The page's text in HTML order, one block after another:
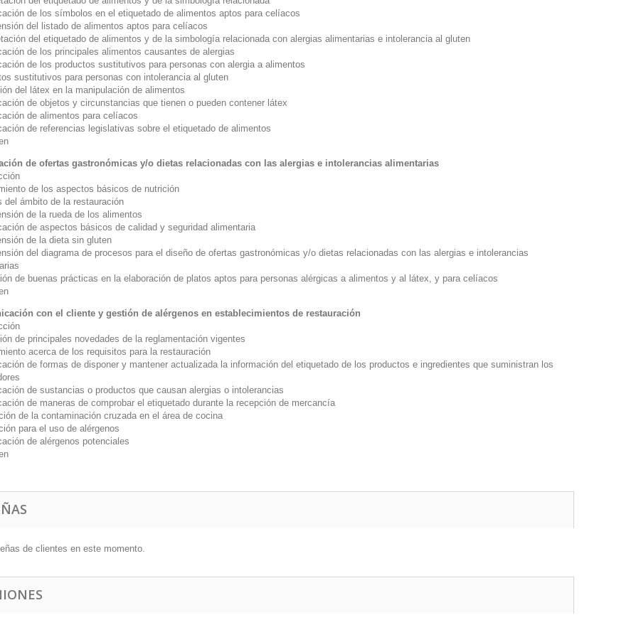
de los símbolos en el etiquetado de alimentos aptos para celíacos
del listado de alimentos aptos para celíacos
del etiquetado de alimentos y de la simbología relacionada con alergias alimentarias e intolerancia al gluten
de los principales alimentos causantes de alergias
de los productos sustitutivos para personas con alergia a alimentos
sustitutivos para personas con intolerancia al gluten
del látex en la manipulación de alimentos
de objetos y circunstancias que tienen o pueden contener látex
de alimentos para celíacos
de referencias legislativas sobre el etiquetado de alimentos
de ofertas gastronómicas y/o dietas relacionadas con las alergias e intolerancias alimentarias
de los aspectos básicos de nutrición
del ámbito de la restauración
de la rueda de los alimentos
de aspectos básicos de calidad y seguridad alimentaria
de la dieta sin gluten
del diagrama de procesos para el diseño de ofertas gastronómicas y/o dietas relacionadas con las alergias e intolerancias
de buenas prácticas en la elaboración de platos aptos para personas alérgicas a alimentos y al látex, y para celíacos
con el cliente y gestión de alérgenos en establecimientos de restauración
de principales novedades de la reglamentación vigentes
acerca de los requisitos para la restauración
de formas de disponer y mantener actualizada la información del etiquetado de los productos e ingredientes que suministran los
de sustancias o productos que causan alergias o intolerancias
de maneras de comprobar el etiquetado durante la recepción de mercancía
de la contaminación cruzada en el área de cocina
para el uso de alérgenos
de alérgenos potenciales
de clientes en este momento.